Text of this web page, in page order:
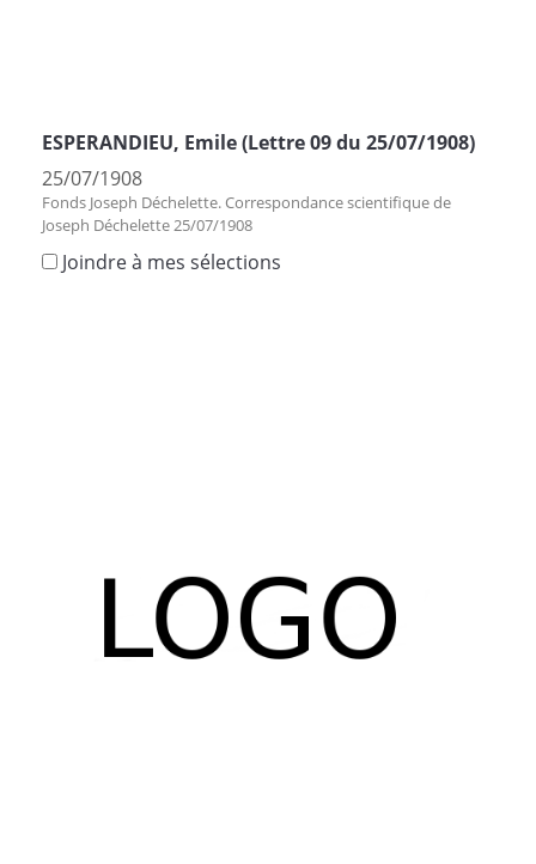
ESPERANDIEU, Emile (Lettre 09 du 25/07/1908)
25/07/1908
Fonds Joseph Déchelette. Correspondance scientifique de
Joseph Déchelette 25/07/1908
Joindre à mes sélections